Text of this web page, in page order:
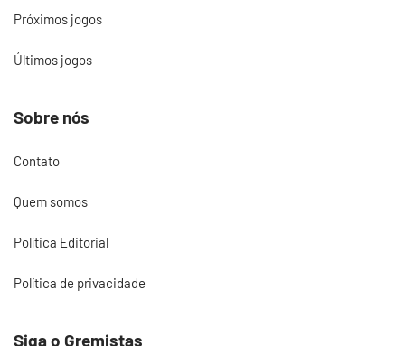
Próximos jogos
Últimos jogos
Sobre nós
Contato
Quem somos
Política Editorial
Política de privacidade
Siga o Gremistas